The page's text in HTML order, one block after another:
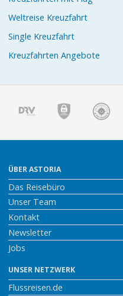
Weltreise Kreuzfahrt
Single Kreuzfahrt
Kreuzfahrten Angebote
ÜBER ASTORIA
Das Reisebüro
Unser Team
Kontakt
Newsletter
Jobs
UNSER NETZWERK
Flussreisen.de